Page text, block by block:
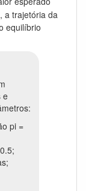
a trajetória da
equilíbrio
e
pi =